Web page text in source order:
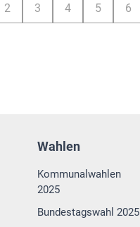
2 3 4 5 6
Wahlen
Kommunalwahlen
2025
Bundestagswahl 2025